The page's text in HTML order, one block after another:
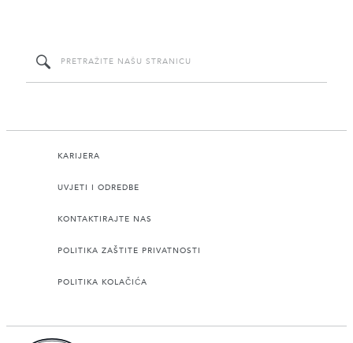
KARIJERA
UVJETI I ODREDBE
KONTAKTIRAJTE NAS
POLITIKA ZAŠTITE PRIVATNOSTI
POLITIKA KOLAČIĆA